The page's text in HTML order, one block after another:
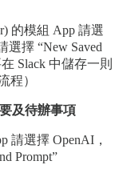
的模組 App 請選
選擇 “New Saved
Slack 中儲存一則
程）
及待辦事項
請選擇 OpenAI，
Prompt”